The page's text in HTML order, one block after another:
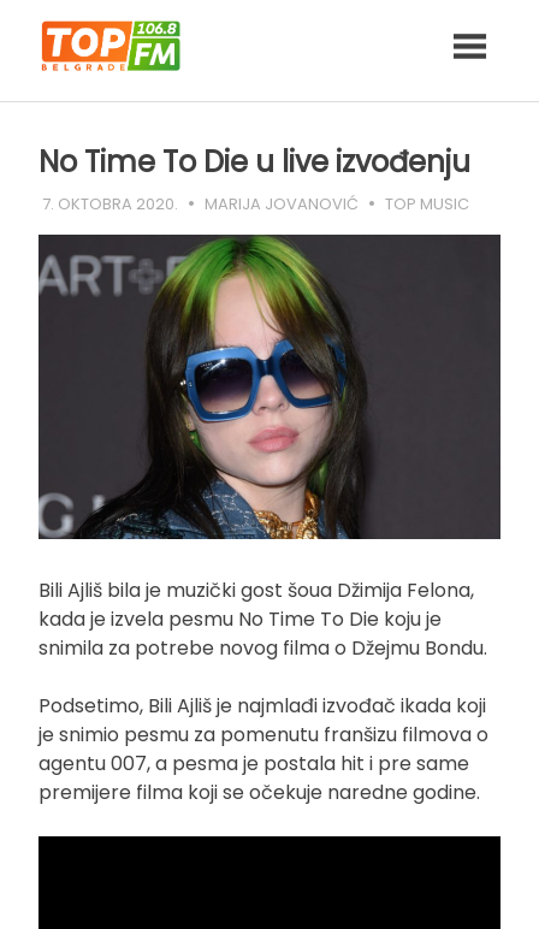
content
No Time To Die u live izvođenju
7. OKTOBRA 2020. MARIJA JOVANOVIĆ TOP MUSIC
Bili Ajliš bila je muzički gost šoua Džimija Felona,
kada je izvela pesmu No Time To Die koju je
snimila za potrebe novog filma o Džejmu Bondu.
Podsetimo, Bili Ajliš je najmlađi izvođač ikada koji
je snimio pesmu za pomenutu franšizu filmova o
agentu 007, a pesma je postala hit i pre same
premijere filma koji se očekuje naredne godine.